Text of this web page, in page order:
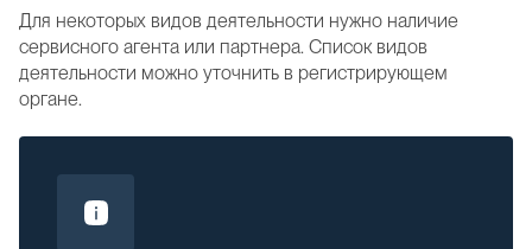
Для некоторых видов деятельности нужно наличие
сервисного агента или партнера. Список видов
деятельности можно уточнить в регистрирующем
органе.